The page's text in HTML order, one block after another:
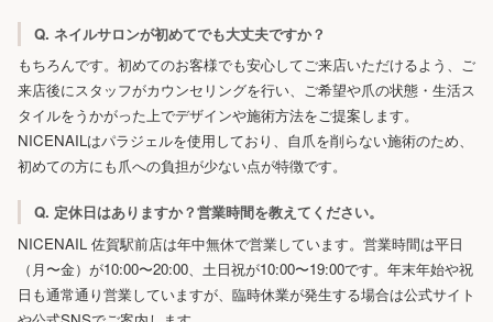
Q. ネイルサロンが初めてでも大丈夫ですか？
もちろんです。初めてのお客様でも安心してご来店いただけるよう、ご
来店後にスタッフがカウンセリングを行い、ご希望や爪の状態・生活ス
タイルをうかがった上でデザインや施術方法をご提案します。
NICENAILはパラジェルを使用しており、自爪を削らない施術のため、
初めての方にも爪への負担が少ない点が特徴です。
Q. 定休日はありますか？営業時間を教えてください。
NICENAIL 佐賀駅前店は年中無休で営業しています。営業時間は平日
（月〜金）が10:00〜20:00、土日祝が10:00〜19:00です。年末年始や祝
日も通常通り営業していますが、臨時休業が発生する場合は公式サイト